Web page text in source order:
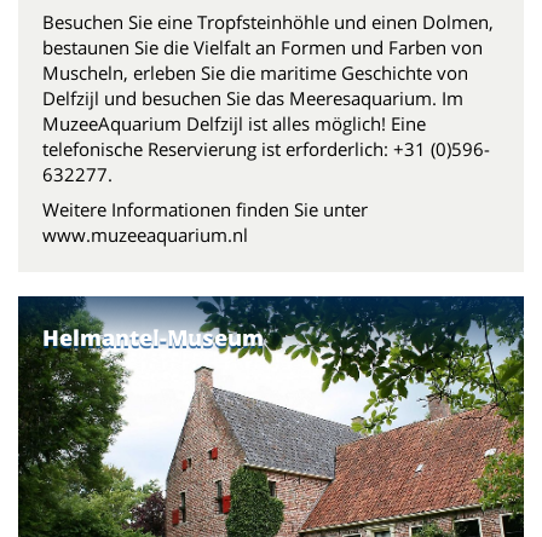
Besuchen Sie eine Tropfsteinhöhle und einen Dolmen,
bestaunen Sie die Vielfalt an Formen und Farben von
Muscheln, erleben Sie die maritime Geschichte von
Delfzijl und besuchen Sie das Meeresaquarium. Im
MuzeeAquarium Delfzijl ist alles möglich! Eine
telefonische Reservierung ist erforderlich: +31 (0)596-
632277.
Weitere Informationen finden Sie unter
www.muzeeaquarium.nl
Helmantel-Museum